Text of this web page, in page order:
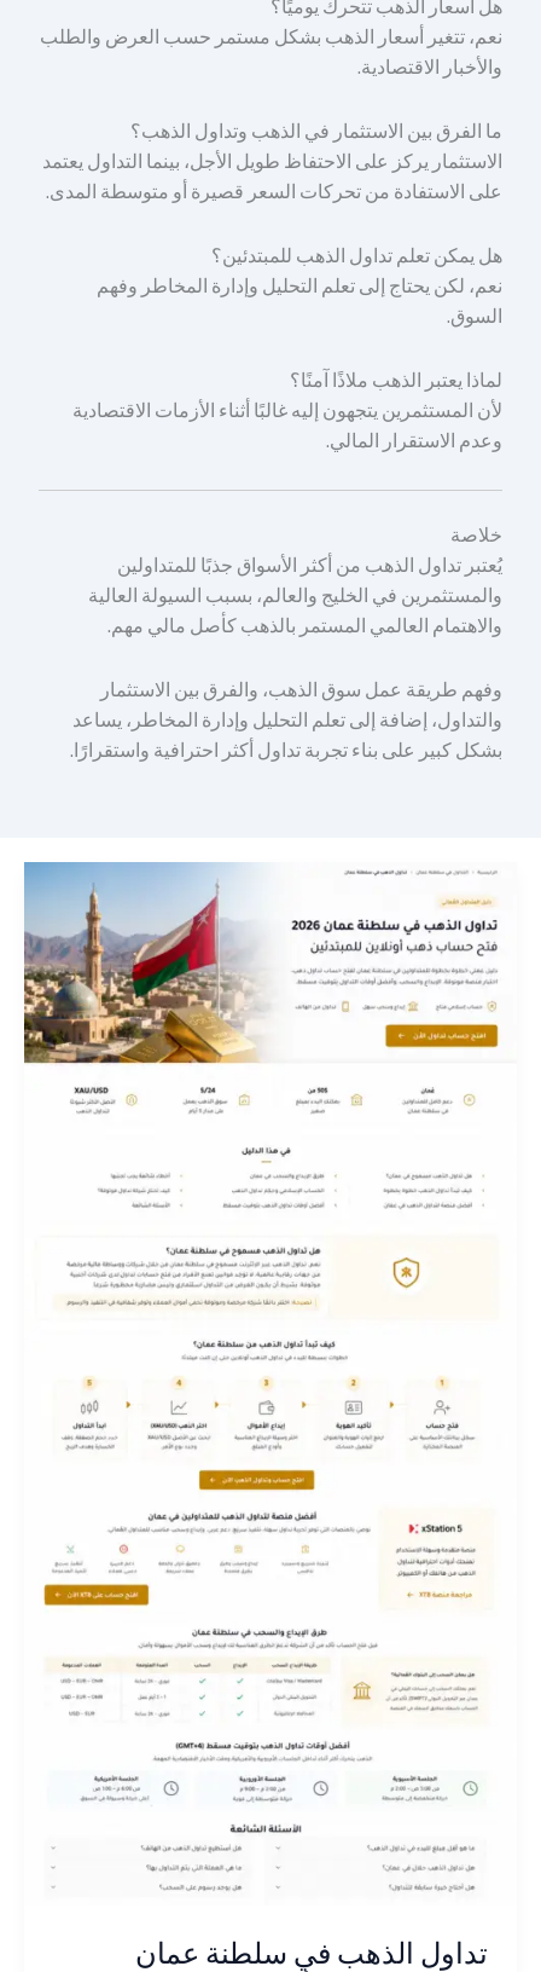
هل أسعار الذهب تتحرك يوميًا؟
نعم، تتغير أسعار الذهب بشكل مستمر حسب العرض والطلب
والأخبار الاقتصادية.
ما الفرق بين الاستثمار في الذهب وتداول الذهب؟
الاستثمار يركز على الاحتفاظ طويل الأجل، بينما التداول يعتمد
على الاستفادة من تحركات السعر قصيرة أو متوسطة المدى.
هل يمكن تعلم تداول الذهب للمبتدئين؟
نعم، لكن يحتاج إلى تعلم التحليل وإدارة المخاطر وفهم
السوق.
لماذا يعتبر الذهب ملاذًا آمنًا؟
لأن المستثمرين يتجهون إليه غالبًا أثناء الأزمات الاقتصادية
وعدم الاستقرار المالي.
خلاصة
يُعتبر تداول الذهب من أكثر الأسواق جذبًا للمتداولين
والمستثمرين في الخليج والعالم، بسبب السيولة العالية
والاهتمام العالمي المستمر بالذهب كأصل مالي مهم.
وفهم طريقة عمل سوق الذهب، والفرق بين الاستثمار
والتداول، إضافة إلى تعلم التحليل وإدارة المخاطر، يساعد
بشكل كبير على بناء تجربة تداول أكثر احترافية واستقرارًا.
تداول الذهب في سلطنة عمان